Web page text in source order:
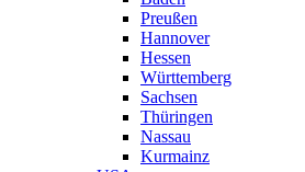
Preußen
Hannover
Hessen
Württemberg
Sachsen
Thüringen
Nassau
Kurmainz